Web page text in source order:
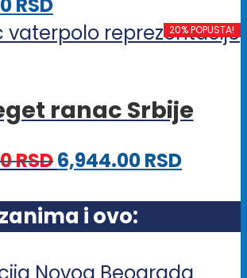
biti
izabrane
stranici
proizvoda.
proizvod
varijanti.
mogu
biti
izabrane
20% POPUSTA!
ranac Srbije
RSD6,944.00RSD
i ovo: